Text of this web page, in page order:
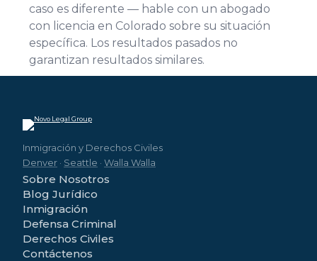
caso es diferente — hable con un abogado
con licencia en Colorado sobre su situación
específica. Los resultados pasados no
garantizan resultados similares.
Inmigración y Derechos Civiles
Denver · Seattle · Walla Walla
Sobre Nosotros
Blog Jurídico
Inmigración
Defensa Criminal
Derechos Civiles
Contáctenos